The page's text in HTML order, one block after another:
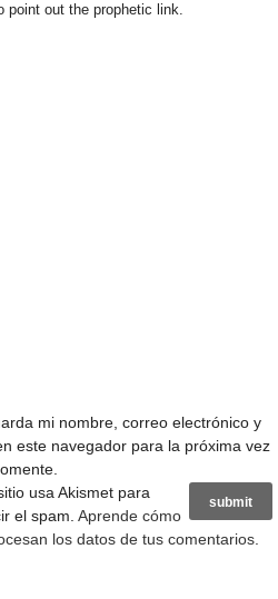
point out the prophetic link.
mi nombre, correo electrónico y
este navegador para la próxima vez
usa Akismet para
el spam. Aprende cómo
los datos de tus comentarios